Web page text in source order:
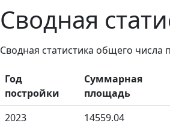
Сводная
Сводная статистика общего
Год
постройки
Суммарная
площадь
2023
14559.04